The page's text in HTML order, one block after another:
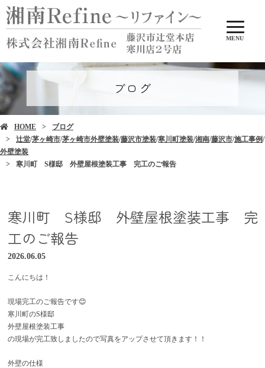
MENU
ブログ
HOME
ブログ
辻堂/茅ヶ崎市/茅ヶ崎市外壁塗装/藤沢市塗装/寒川町塗装/湘南/藤沢市/施工事例/
外壁塗装
寒川町 S様邸 外壁屋根塗装工事 完工のご報告
寒川町 S様邸 外壁屋根塗装工事 完
工のご報告
2026.06.05
こんにちは！
現場完工のご報告です😊
寒川町のS様邸
外壁屋根塗装工事
の現場が完工致しましたので写真をアップさせて頂きます！！
外壁の仕様